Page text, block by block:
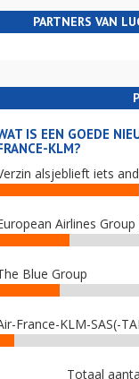
PARTNERS VAN
IS EEN GOEDE
KLM?
alsjeblieft iets
Airlines Group
Blue Group
France-KLM-SAS(-
Totaal